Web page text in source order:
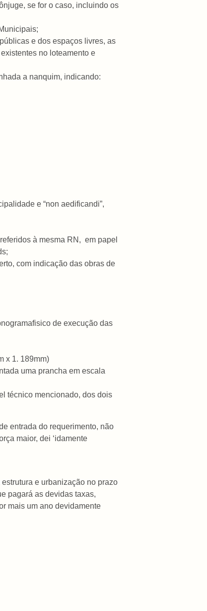
se for o caso, incluindo os
e dos espaços livres, as
no loteamento e
a nanquim, indicando:
e “non aedificandi”,
à mesma RN, em papel
com indicação das obras de
de execução das
x 1. 189mm)
uma prancha em escala
técnico mencionado, dos dois
entrada do requerimento, não
maior, dei ‘idamente
e urbanização no prazo
pagará as devidas taxas,
mais um ano devidamente